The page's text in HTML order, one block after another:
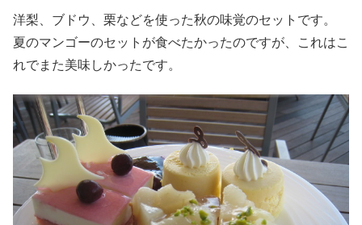
洋梨、ブドウ、栗などを使った秋の味覚のセットです。
夏のマンゴーのセットが食べたかったのですが、これはこ
れでまた美味しかったです。